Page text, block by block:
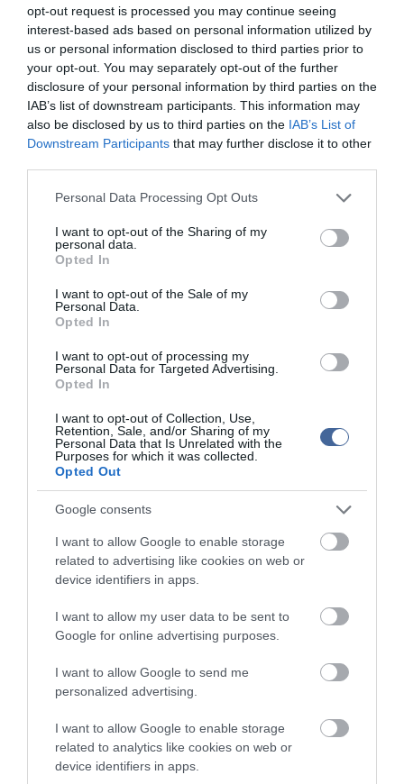
opt-out request is processed you may continue seeing
interest-based ads based on personal information utilized by
us or personal information disclosed to third parties prior to
your opt-out. You may separately opt-out of the further
disclosure of your personal information by third parties on the
IAB’s list of downstream participants. This information may
also be disclosed by us to third parties on the IAB’s List of
Downstream Participants that may further disclose it to other
Please note that this website/app uses one or more Google
not limited to your visit or usage behaviour. You may click to
grant or deny consent to Google and its third-party tags to
use your data for below specified purposes in below Google
consent section.
Personal Data Processing Opt Outs
I want to opt-out of the Sharing of my
personal data.
Opted In
I want to opt-out of the Sale of my
Personal Data.
Opted In
I want to opt-out of processing my
Personal Data for Targeted Advertising.
Opted In
I want to opt-out of Collection, Use,
Retention, Sale, and/or Sharing of my
Personal Data that Is Unrelated with the
Purposes for which it was collected.
Opted Out
Google consents
I want to allow Google to enable storage
related to advertising like cookies on web or
device identifiers in apps.
I want to allow my user data to be sent to
Google for online advertising purposes.
I want to allow Google to send me
personalized advertising.
I want to allow Google to enable storage
related to analytics like cookies on web or
device identifiers in apps.
A megnyitón Oroszország észak-koreai nagykövete és a
nagykövetség munkatársai is jelen voltak, akiket a KCNA
„különleges vendégekként” említett. A két ország közötti
kapcsolatok az elmúlt években látványosan szorosabbá váltak,
észak-koreai katonai egységek pedig – phenjani állítások szerint –
részt vettek az ukrán betörés visszaverésében az oroszországi
Kurszk térségében.
A komplexum 2025. július 1-jén nyitja meg kapuit a belföldi turisták
Tengermelléki hatóságok szerint szervezett csoportos utak
meglátogatását is magukban foglalják.
Drága csomagok, szigorú szabályok
Az orosz sajtó szerint a nyolcnapos nyaralócsomagok ára
körülbelül 1 800 dollár személyenként. Az utazásokat szigorú
korlátozások övezik: az észak-koreai látogatók számára kötelező
bizonyos helyszínek fényképezése és egyes irodalmi művek
behozatala pedig tiltott.
Ennek ellenére a számok növekedést mutatnak: 2024-ben több
mint 1 500 orosz turista látogatott el Észak-Koreába, ami jelentős
A Wonszan-Kalma projekt jól illeszkedik Kim Dzsongun azon
stratégiájába, amelyben a turizmust propagandaeszközként is
használja. A luxusnak látszó fejlesztések célja, hogy külföld felé